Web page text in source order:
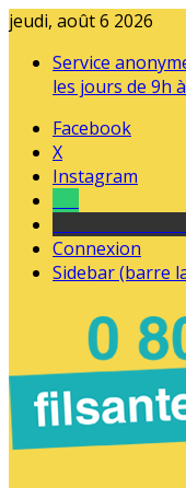
jeudi, août 6 2026
Service
les jours de 9h
Facebook
X
Instagram
Connexion
Sidebar (barre